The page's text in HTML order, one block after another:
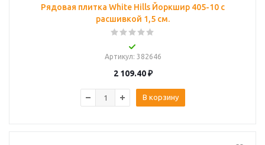
Рядовая плитка White Hills Йоркшир 405-10 с
расшивкой 1,5 см.
Артикул: 382646
2 109.40₽
В корзину